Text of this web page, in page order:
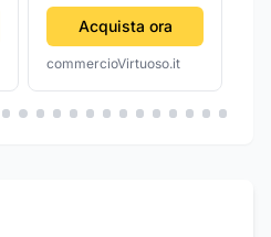
Acquista ora
commercioVirtuoso.it